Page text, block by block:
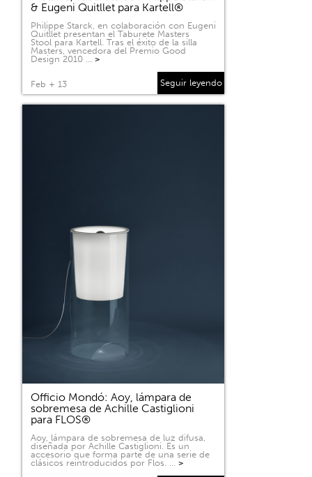
& Eugeni Quitllet para Kartell®
Philippe Starck, en colaboración con Eugeni
Quitllet presentan el Taburete Masters
Stool para Kartell. Tras el éxito de la silla
Masters, vencedora del Premio Good
Design 2010 … >
Feb + 13 Seguir leyendo
Officio Mondó: Aoy, lámpara de
sobremesa de Achille Castiglioni
para FLOS®
Aoy, lámpara de sobremesa de luz difusa,
diseñada por Achille Castiglioni. Es un
accesorio que forma parte de una serie de
clásicos reintroducidos por Flos. … >